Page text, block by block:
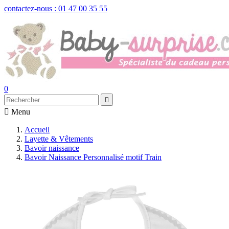
contactez-nous : 01 47 00 35 55
0

 Menu
Accueil
Layette & Vêtements
Bavoir naissance
Bavoir Naissance Personnalisé motif Train